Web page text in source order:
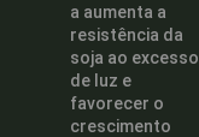
a aumenta a
resistência da
soja ao excesso
de luz e
favorecer o
crescimento